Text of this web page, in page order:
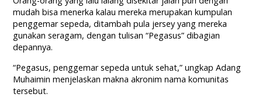
mudah bisa menerka kalau mereka merupakan kumpulan
penggemar sepeda, ditambah pula jersey yang mereka
gunakan seragam, dengan tulisan “Pegasus” dibagian
depannya.
“Pegasus, penggemar sepeda untuk sehat,” ungkap Adang
Muhaimin menjelaskan makna akronim nama komunitas
tersebut.